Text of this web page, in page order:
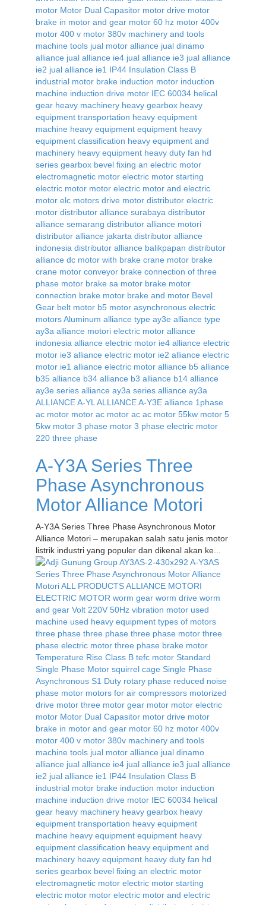
A-Y3A Series Three
Phase Asynchronous
Motor Alliance Motori
A-Y3A Series Three Phase Asynchronous Motor
Alliance Motori – merupakan salah satu jenis motor
listrik industri yang populer dan dikenal akan ke...